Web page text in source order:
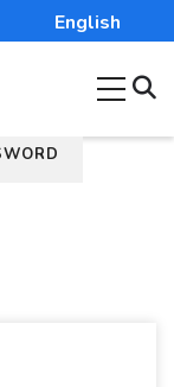
English